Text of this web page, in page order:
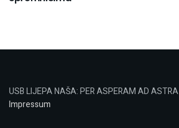
USB LIJEPA NAŠA: PER ASPERAM AD ASTRA
Impressum